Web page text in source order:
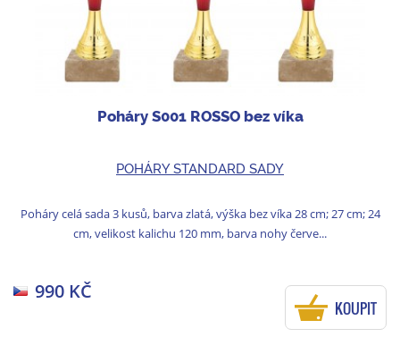
Poháry S001 ROSSO bez víka
POHÁRY STANDARD SADY
Poháry celá sada 3 kusů, barva zlatá, výška bez víka 28 cm; 27 cm; 24
cm, velikost kalichu 120 mm, barva nohy červe...
990 KČ
KOUPIT